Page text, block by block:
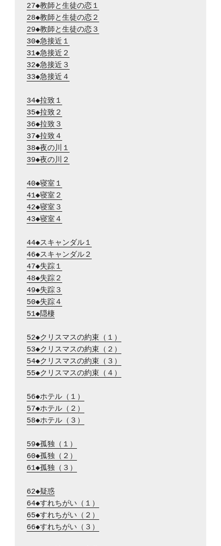
27◆教師と生徒の恋１
28◆教師と生徒の恋２
29◆教師と生徒の恋３
30◆急接近１
31◆急接近２
32◆急接近３
33◆急接近４
34◆拉致１
35◆拉致２
36◆拉致３
37◆拉致４
38◆夜の川１
39◆夜の川２
40◆寝室１
41◆寝室２
42◆寝室３
43◆寝室４
44◆スキャンダル１
46◆スキャンダル２
47◆失踪１
48◆失踪２
49◆失踪３
50◆失踪４
51◆隠棲
52◆クリスマスの約束（１）
53◆クリスマスの約束（２）
54◆クリスマスの約束（３）
55◆クリスマスの約束（４）
56◆ホテル（１）
57◆ホテル（２）
58◆ホテル（３）
59◆孤独（１）
60◆孤独（２）
61◆孤独（３）
62◆疑惑
64◆すれちがい（１）
65◆すれちがい（２）
66◆すれちがい（３）